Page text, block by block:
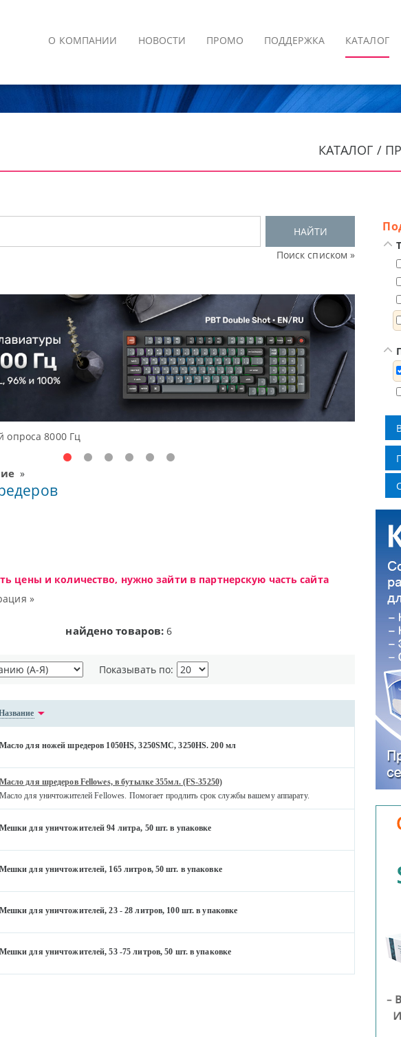
О КОМПАНИИ НОВОСТИ ПРОМО ПОДДЕРЖКА КАТАЛОГ
КАТАЛОГ /
НАЙТИ
Поиск списком »
Доступные решения
»
цены и количество, нужно зайти в партнерскую часть сайта
»
найдено товаров: 6
Показывать по:
Масло для ножей шредеров 1050HS, 3250SMC, 3250HS. 200 мл
Масло для шредеров Fellowes, в бутылке 355мл. (FS-35250)
Масло для уничтожителей Fellowes. Помогает продлить срок службы вашему аппарату.
Мешки для уничтожителей 94 литра, 50 шт. в упаковке
Мешки для уничтожителей, 165 литров, 50 шт. в упаковке
Мешки для уничтожителей, 23 - 28 литров, 100 шт. в упаковке
Мешки для уничтожителей, 53 -75 литров, 50 шт. в упаковке